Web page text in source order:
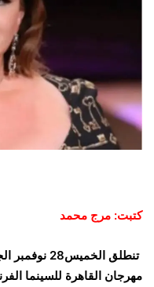
كتبت: مرج محمد
تنطلق
مهرجان القاهرة للسينما